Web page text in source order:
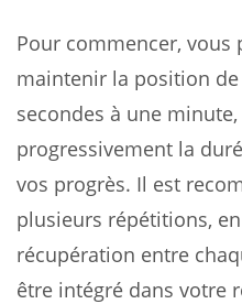
Pour commencer, vous
maintenir la position
secondes à une
progressivement la
vos progrès. Il est
plusieurs répétitions,
récupération entre
être intégré dans votre